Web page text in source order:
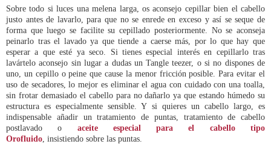
Sobre todo si luces una melena larga, os aconsejo cepillar bien el cabello
justo antes de lavarlo, para que no se enrede en exceso y así se seque de
forma que luego se facilite su cepillado posteriormente. No se aconseja
peinarlo tras el lavado ya que tiende a caerse más, por lo que hay que
esperar a que esté ya seco. Si tienes especial interés en cepillarlo tras
lavártelo aconsejo sin lugar a dudas un Tangle teezer, o si no dispones de
uno, un cepillo o peine que cause la menor fricción posible. Para evitar el
uso de secadores, lo mejor es eliminar el agua con cuidado con una toalla,
sin frotar demasiado el cabello para no dañarlo ya que estando húmedo su
estructura es especialmente sensible. Y si quieres un cabello largo, es
indispensable añadir un tratamiento de puntas, tratamiento de cabello
postlavado o aceite especial para el cabello tipo
Orofluido , insistiendo sobre las puntas.